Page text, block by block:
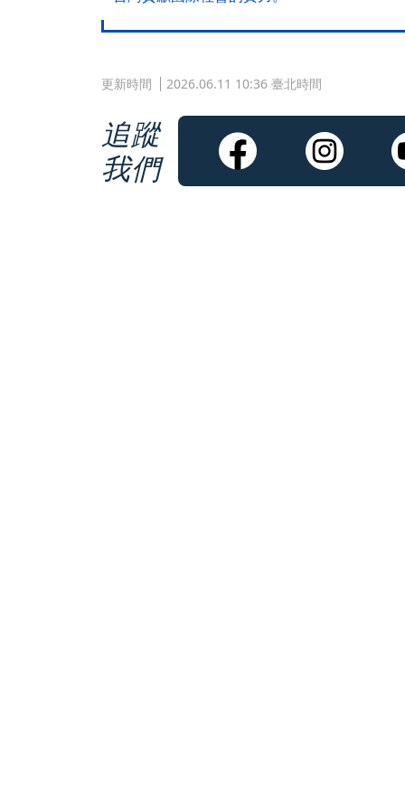
更新時間 2026.06.11 10:36 臺北時間
追蹤
我們